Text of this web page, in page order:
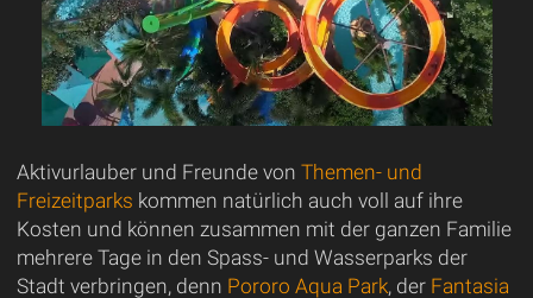
Aktivurlauber und Freunde von Themen- und
Freizeitparks kommen natürlich auch voll auf ihre
Kosten und können zusammen mit der ganzen Familie
mehrere Tage in den Spass- und Wasserparks der
Stadt verbringen, denn Pororo Aqua Park, der Fantasia